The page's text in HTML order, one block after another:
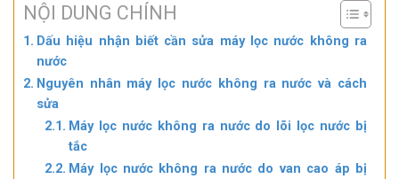
NỘI DUNG CHÍNH
Dấu hiệu nhận biết cần sửa máy lọc nước không ra
nước
Nguyên nhân máy lọc nước không ra nước và cách
sửa
Máy lọc nước không ra nước do lõi lọc nước bị
tắc
Máy lọc nước không ra nước do van cao áp bị